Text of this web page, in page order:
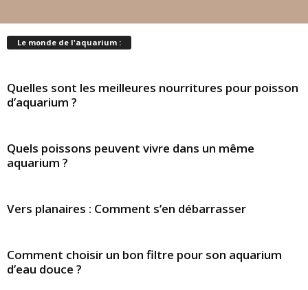
Le monde de l'aquarium :
Quelles sont les meilleures nourritures pour poisson
d’aquarium ?
Quels poissons peuvent vivre dans un même
aquarium ?
Vers planaires : Comment s’en débarrasser
Comment choisir un bon filtre pour son aquarium
d’eau douce ?